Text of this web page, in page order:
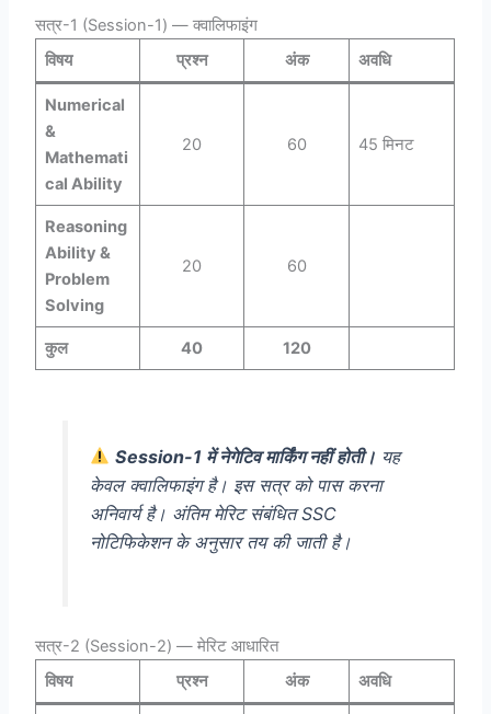
सत्र-1 (Session-1) — क्वालिफाइंग
विषय
प्रश्न अंक अवधि
Numerical
&
Mathemati
cal Ability
20 60 45 मिनट
Reasoning
Ability &
Problem
Solving
20 60
कुल 40 120
Session-1 में नेगेटिव मार्किंग नहीं होती। यह
केवल क्वालिफाइंग है। इस सत्र को पास करना
अनिवार्य है। अंतिम मेरिट संबंधित SSC
नोटिफिकेशन के अनुसार तय की जाती है।
सत्र-2 (Session-2) — मेरिट आधारित
विषय
प्रश्न अंक अवधि